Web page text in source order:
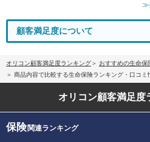
≫
顧客満足度について
オリコン顧客満足度ランキング
おすすめの生命保
商品内容で比較する生命保険ランキング・口コミ
オリコン顧客満足度
保険関連ランキング